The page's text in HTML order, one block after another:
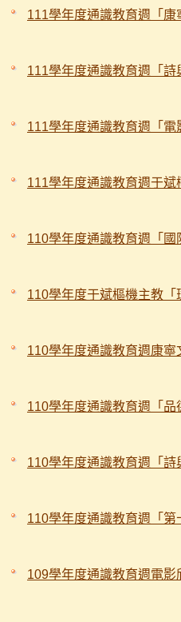
111學年度通識教育週「康
111學年度通識教育週「
111學年度通識教育週「
111學年度通識教育週于
110學年度通識教育週「國
110學年度于斌樞機主教「
110學年度通識教育週康
110學年度通識教育週「
110學年度通識教育週「
110學年度通識教育週「
109學年度通識教育週電